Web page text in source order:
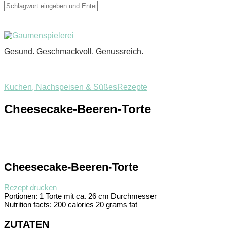
Gesund. Geschmackvoll. Genussreich.
Kuchen, Nachspeisen & SüßesRezepte
Cheesecake-Beeren-Torte
Cheesecake-Beeren-Torte
Rezept drucken
Portionen: 1 Torte mit ca. 26 cm Durchmesser
Nutrition facts: 200 calories 20 grams fat
ZUTATEN